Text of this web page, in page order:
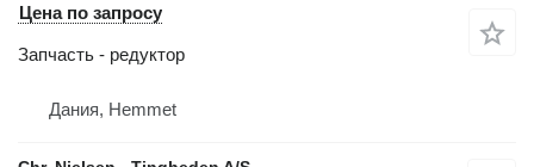
Цена по запросу
Запчасть - редуктор
Дания, Hemmet